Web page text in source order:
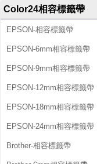
Color24相容標籤帶
EPSON-相容標籤帶
EPSON-6mm相容標籤帶
EPSON-9mm相容標籤帶
EPSON-12mm相容標籤帶
EPSON-18mm相容標籤帶
EPSON-24mm相容標籤帶
Brother-相容標籤帶